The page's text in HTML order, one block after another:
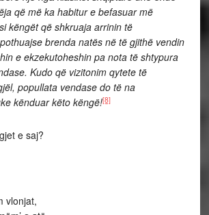
që më ka habitur e befasuar më
këngët që shkruaja arrinin të
brenda natës në të gjithë vendin
e ekzekutoheshin pa nota të shtypura
Kudo që vizitonim qytete të
popullata vendase do të na
kënduar këto këngë![8]
e saj?
vlonjat,